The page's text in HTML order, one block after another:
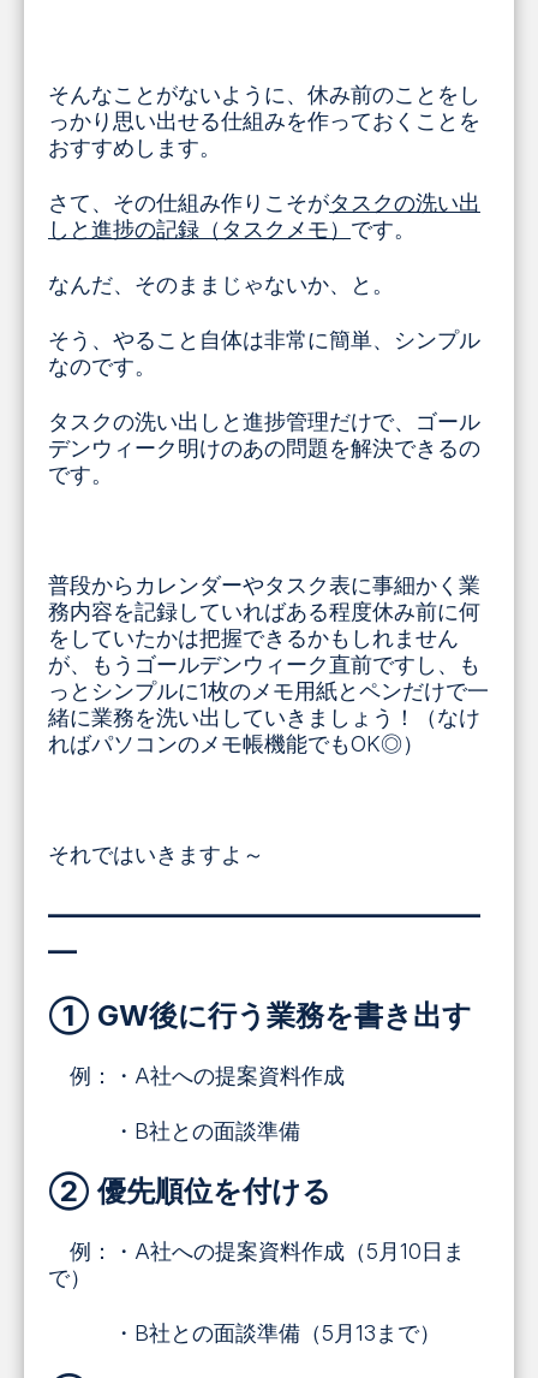
そんなことがないように、休み前のことをし
っかり思い出せる仕組みを作っておくことを
おすすめします。
さて、その仕組み作りこそがタスクの洗い出
しと進捗の記録（タスクメモ） です。
なんだ、そのままじゃないか、と。
そう、やること自体は非常に簡単、シンプル
なのです。
タスクの洗い出しと進捗管理だけで、ゴール
デンウィーク明けのあの問題を解決できるの
です。
普段からカレンダーやタスク表に事細かく業
務内容を記録していればある程度休み前に何
をしていたかは把握できるかもしれません
が、もうゴールデンウィーク直前ですし、も
っとシンプルに1枚のメモ用紙とペンだけで一
緒に業務を洗い出していきましょう！（なけ
ればパソコンのメモ帳機能でもOK◎）
それではいきますよ～
―――――――――――――――
―
① GW後に行う業務を書き出す
例：・A社への提案資料作成
・B社との面談準備
② 優先順位を付ける
例：・A社への提案資料作成（5月10日ま
で）
・B社との面談準備（5月13まで）